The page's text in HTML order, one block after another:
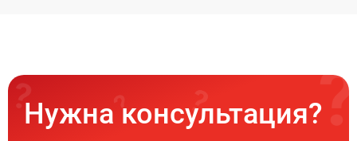
Нужна консультация?